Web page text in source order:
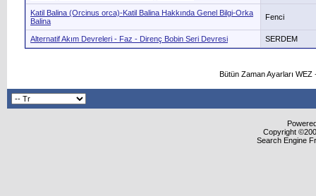
Katil Balina (Orcinus orca)-Katil Balina Hakkında Genel Bilgi-Orka
Balina
Fenci
Alternatif Akım Devreleri - Faz - Direnç Bobin Seri Devresi SERDEM
Bütün Zaman Ayarları
Copyright
Search Engine